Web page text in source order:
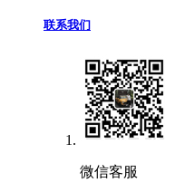
联系我们
微信客服